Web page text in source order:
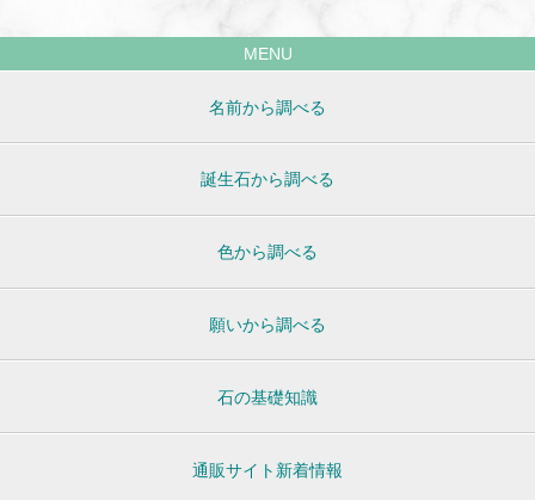
MENU
名前から調べる
誕生石から調べる
色から調べる
願いから調べる
石の基礎知識
通販サイト新着情報